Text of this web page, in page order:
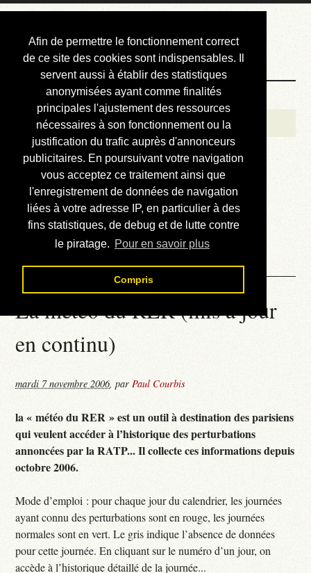
Afin de permettre le fonctionnement correct
de ce site des cookies sont indispensables. Il
servent aussi à établir des statistiques
anonymisées ayant comme finalités
principales l'ajustement des ressources
nécessaires à son fonctionnement ou la
justification du trafic auprès d'annonceurs
publicitaires. En poursuivant votre navigation
vous acceptez ce traitement ainsi que
l'enregistrement de données de navigation
liées à votre adresse IP, en particulier à des
fins statistiques, de debug et de lutte contre
le piratage. Pour en savoir plus
Compris
Courbis, « LE »
Blog Officiel
Bienvenue
Réalisations
Divers (et d’été)
Annonces
Liens externes
Téléchargement
Contact
La météo du RER (mis à jour
en continu)
mardi 7 novembre 2006,parPaul Courbis
la « météo du RER » est un outil à destination des parisiens
qui veulent accéder à l’historique des perturbations
annoncées par la RATP... Il collecte ces informations depuis
octobre 2006.
Mode d’emploi : pour chaque jour du calendrier, les journées
ayant connu des perturbations sont en rouge, les journées
normales sont en vert. Le gris indique l’absence de données
pour cette journée. En cliquant sur le numéro d’un jour, on
accède à l’historique détaillé de la journée...